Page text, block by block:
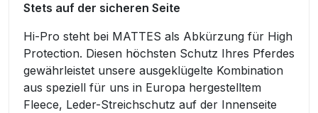
Stets auf der sicheren Seite
Hi-Pro steht bei MATTES als Abkürzung für High
Protection. Diesen höchsten Schutz Ihres Pferdes
gewährleistet unsere ausgeklügelte Kombination
aus speziell für uns in Europa hergestelltem
Fleece, Leder-Streichschutz auf der Innenseite